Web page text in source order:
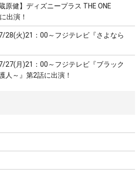
原健】ディズニープラス THE ONE
出演！
28(火)21：00～フジテレビ『さよなら
27(月)21：00～フジテレビ『ブラック
人～』第2話に出演！